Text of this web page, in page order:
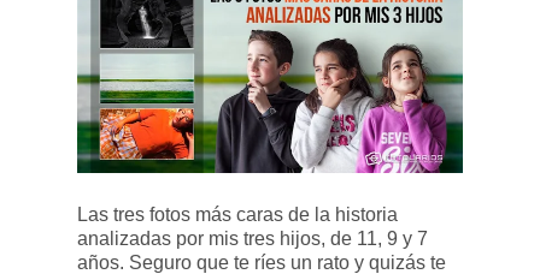
Las tres fotos más caras de la historia
analizadas por mis tres hijos, de 11, 9 y 7
años. Seguro que te ríes un rato y quizás te